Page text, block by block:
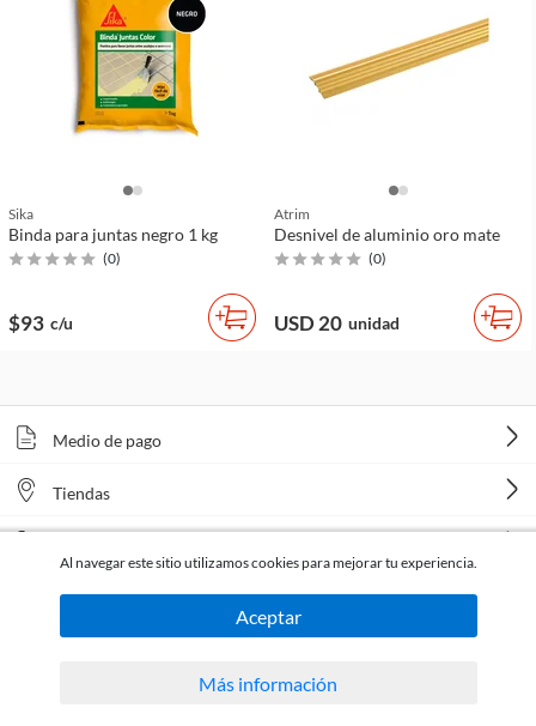
Sika
Binda para juntas negro 1 kg
(0)
$93 c/u
Atrim
Desnivel de aluminio oro mate
(0)
USD 20 unidad
Medio de pago
Tiendas
Todos los derechos reservados Homecenter Sodimac S.A. | R.U.T. 216996650015.
Al navegar este sitio utilizamos cookies para mejorar tu experiencia.
Aceptar
Más información